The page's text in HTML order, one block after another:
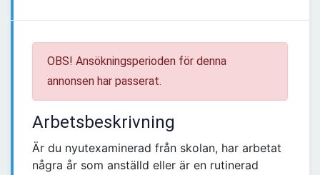
OBS! Ansökningsperioden för denna
annonsen har passerat.
Arbetsbeskrivning
Är du nyutexaminerad från skolan, har arbetat
några år som anställd eller är en rutinerad